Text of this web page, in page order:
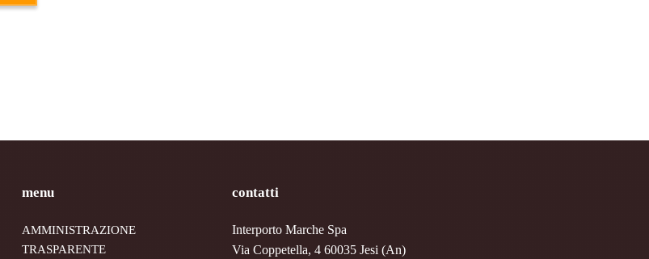
menu
AMMINISTRAZIONE
TRASPARENTE
contatti
Interporto Marche Spa
Via Coppetella, 4 60035 Jesi (An)